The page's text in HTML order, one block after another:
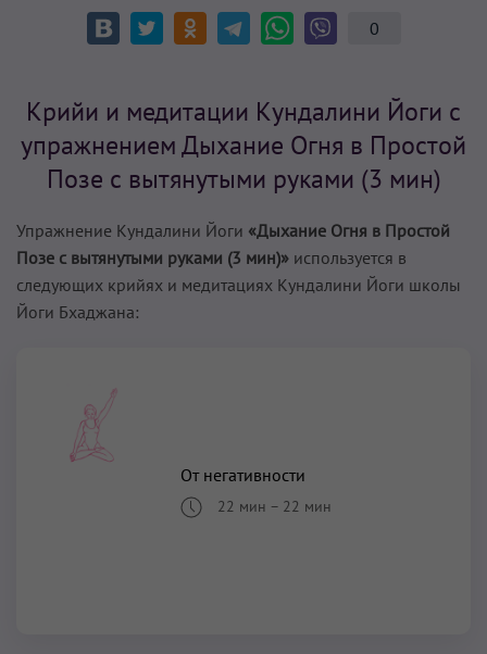
0
Крийи и медитации Кундалини Йоги с
упражнением Дыхание Огня в Простой
Позе с вытянутыми руками (3 мин)
Упражнение Кундалини Йоги «Дыхание Огня в Простой
Позе с вытянутыми руками (3 мин)» используется в
следующих крийях и медитациях Кундалини Йоги школы
Йоги Бхаджана:
От негативности
22 мин – 22 мин